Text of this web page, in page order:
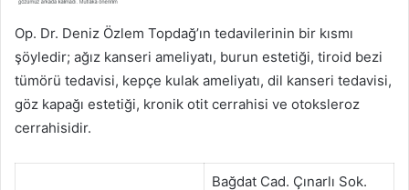
Op. Dr. Deniz Özlem Topdağ’ın tedavilerinin bir kısmı
şöyledir; ağız kanseri ameliyatı, burun estetiği, tiroid bezi
tümörü tedavisi, kepçe kulak ameliyatı, dil kanseri tedavisi,
göz kapağı estetiği, kronik otit cerrahisi ve otoksleroz
cerrahisidir.
Bağdat Cad. Çınarlı Sok.